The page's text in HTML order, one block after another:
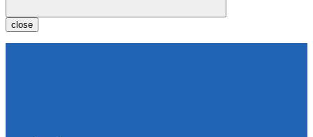
close